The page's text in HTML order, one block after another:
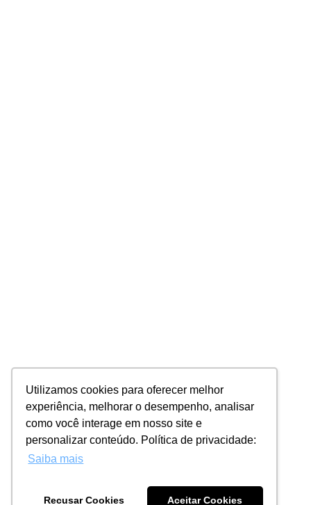
Utilizamos cookies para oferecer melhor
experiência, melhorar o desempenho, analisar
como você interage em nosso site e
personalizar conteúdo. Política de privacidade:
Saiba mais
Recusar Cookies Aceitar Cookies